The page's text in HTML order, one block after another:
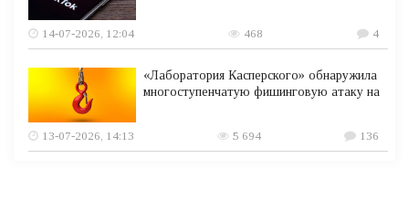
14-07-2026, 12:04 468 4
«Лаборатория Касперского» обнаружила
многоступенчатую фишинговую атаку на
13-07-2026, 14:13 5 694 136